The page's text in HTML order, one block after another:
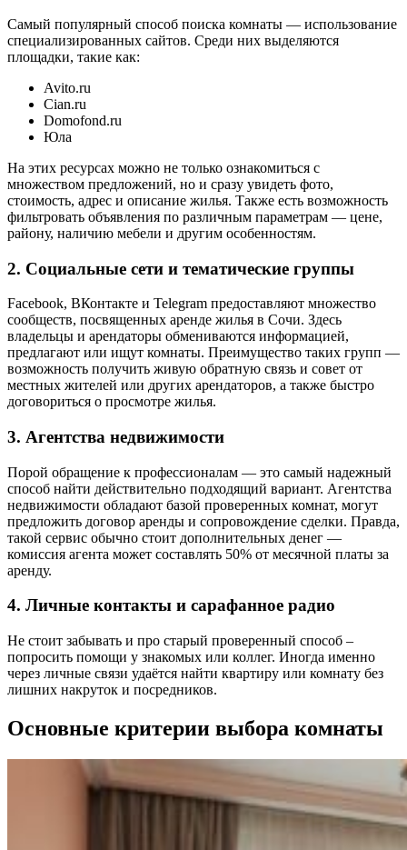
Самый популярный способ поиска комнаты — использование
специализированных сайтов. Среди них выделяются
площадки, такие как:
Avito.ru
Cian.ru
Domofond.ru
Юла
На этих ресурсах можно не только ознакомиться с
множеством предложений, но и сразу увидеть фото,
стоимость, адрес и описание жилья. Также есть возможность
фильтровать объявления по различным параметрам — цене,
району, наличию мебели и другим особенностям.
2. Социальные сети и тематические группы
Facebook, ВКонтакте и Telegram предоставляют множество
сообществ, посвященных аренде жилья в Сочи. Здесь
владельцы и арендаторы обмениваются информацией,
предлагают или ищут комнаты. Преимущество таких групп —
возможность получить живую обратную связь и совет от
местных жителей или других арендаторов, а также быстро
договориться о просмотре жилья.
3. Агентства недвижимости
Порой обращение к профессионалам — это самый надежный
способ найти действительно подходящий вариант. Агентства
недвижимости обладают базой проверенных комнат, могут
предложить договор аренды и сопровождение сделки. Правда,
такой сервис обычно стоит дополнительных денег —
комиссия агента может составлять 50% от месячной платы за
аренду.
4. Личные контакты и сарафанное радио
Не стоит забывать и про старый проверенный способ –
попросить помощи у знакомых или коллег. Иногда именно
через личные связи удаётся найти квартиру или комнату без
лишних накруток и посредников.
Основные критерии выбора комнаты